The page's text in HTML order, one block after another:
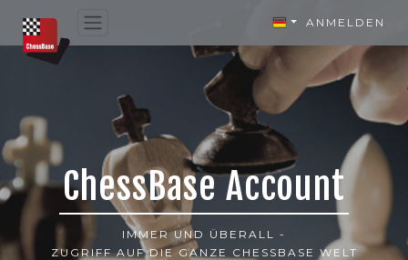
ANMELDEN
ChessBase Account
IMMER UND ÜBERALL -
ZUGRIFF AUF DIE GANZE CHESSBASE WELT